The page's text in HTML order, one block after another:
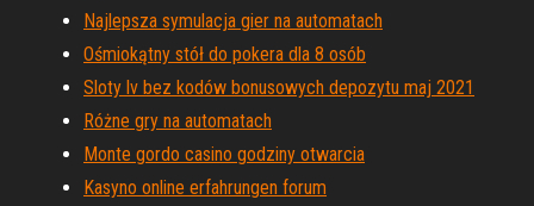
Najlepsza symulacja gier na automatach
Ośmiokątny stół do pokera dla 8 osób
Sloty lv bez kodów bonusowych depozytu maj 2021
Różne gry na automatach
Monte gordo casino godziny otwarcia
Kasyno online erfahrungen forum